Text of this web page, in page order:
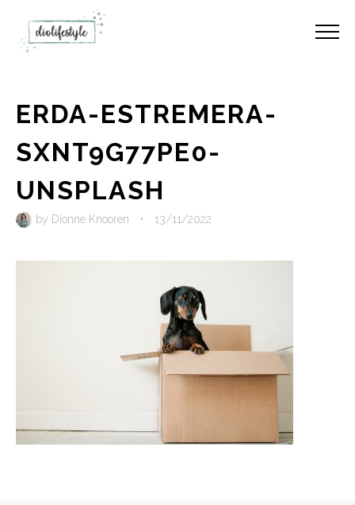
ERDA-ESTREMERA-
SXNT9G77PE0-
UNSPLASH
by Dionne Knooren • 13/11/2022